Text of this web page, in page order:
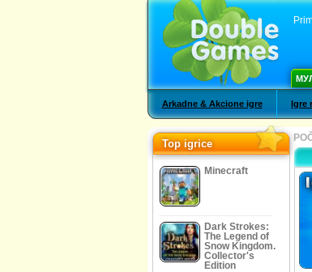
Arkadne & Akcione igre Igre
Top igrice
Minecraft
Dark Strokes:
The Legend of
Snow Kingdom.
Collector's
Edition